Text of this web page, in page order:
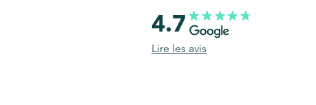
4.7
Lire les avis